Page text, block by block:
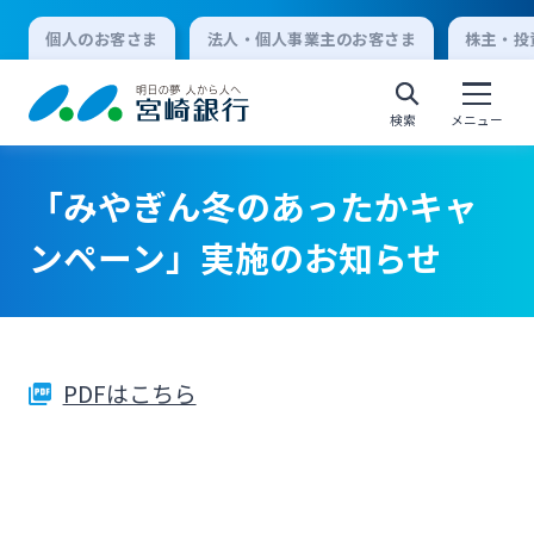
個人のお客さま 法人・個人事業主のお客さま 株主・
検索 メニュー
個人向けインターネットバンキング
ログオン
法人向けインターネットバンキング
「みやぎん冬のあったかキャ
ンペーン」実施のお知らせ
PDFはこちら